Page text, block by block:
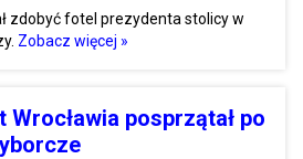
zdobyć fotel prezydenta stolicy w
Zobacz więcej »
Wrocławia posprzątał po